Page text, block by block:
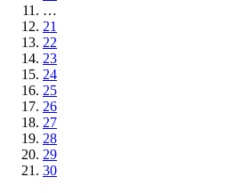
…
21
22
23
24
25
26
27
28
29
30